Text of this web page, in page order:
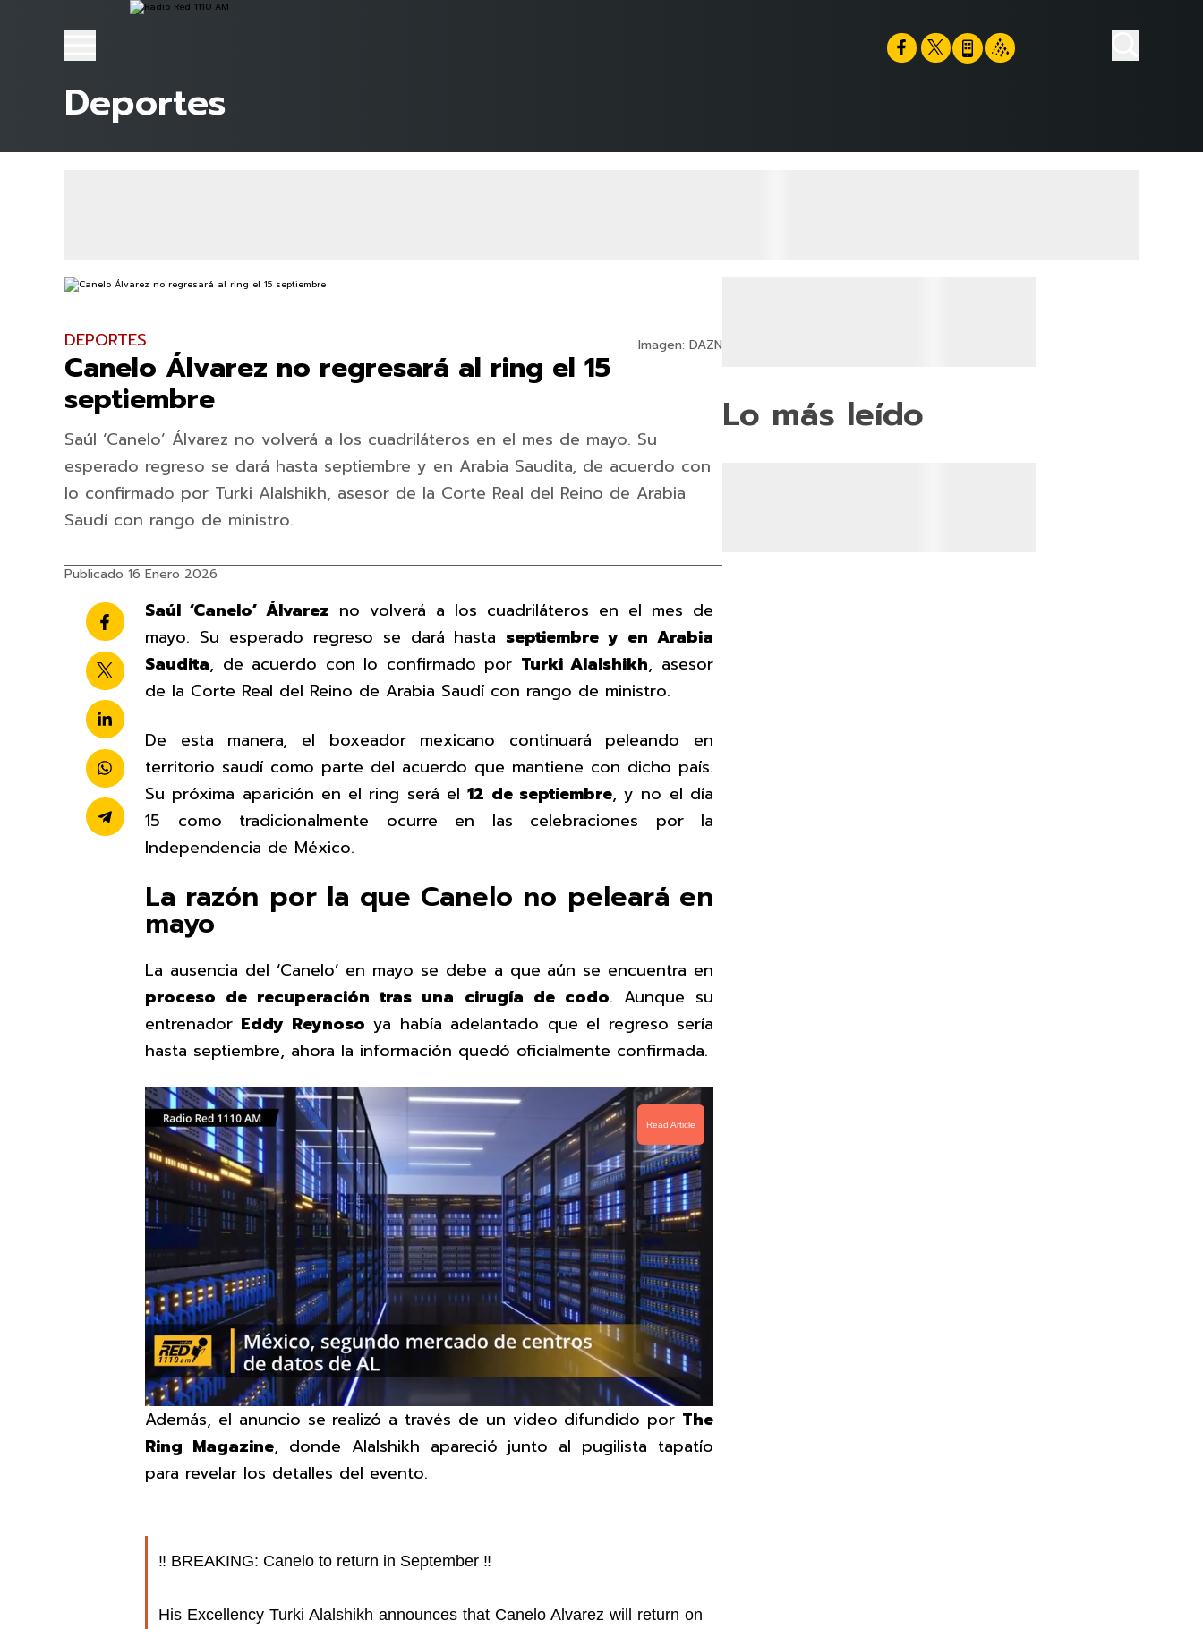
Deportes
Imagen: DAZN
DEPORTES
Canelo Álvarez no regresará al ring el 15
septiembre
Saúl ‘Canelo’ Álvarez no volverá a los cuadriláteros en el mes de mayo. Su
esperado regreso se dará hasta septiembre y en Arabia Saudita, de acuerdo con
lo confirmado por Turki Alalshikh, asesor de la Corte Real del Reino de Arabia
Saudí con rango de ministro.
Publicado 16 Enero 2026
Saúl ‘Canelo’ Álvarez no volverá a los cuadriláteros en el mes de
mayo. Su esperado regreso se dará hasta septiembre y en Arabia
Saudita, de acuerdo con lo confirmado por Turki Alalshikh, asesor
de la Corte Real del Reino de Arabia Saudí con rango de ministro.
De esta manera, el boxeador mexicano continuará peleando en
territorio saudí como parte del acuerdo que mantiene con dicho país.
Su próxima aparición en el ring será el12 de septiembre, y no el día
15 como tradicionalmente ocurre en las celebraciones por la
Independencia de México.
La razón por la que Canelo no peleará en
mayo
La ausencia del ‘Canelo’ en mayo se debe a que aún se encuentra en
proceso de recuperación tras una cirugía de codo. Aunque su
entrenador Eddy Reynoso ya había adelantado que el regreso sería
hasta septiembre, ahora la información quedó oficialmente confirmada.
Read Article
Además, el anuncio se realizó a través de un video difundido por The
Ring Magazine, donde Alalshikh apareció junto al pugilista tapatío
para revelar los detalles del evento.
‼️ BREAKING: Canelo to return in September ‼️
His Excellency Turki Alalshikh announces that Canelo Alvarez will return on
Lo más leído